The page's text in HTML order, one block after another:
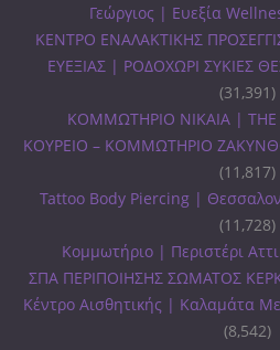
Γεώργιος | Ευεξία
ΚΕΝΤΡΟ ΕΝΑΛΑΚΤΙΚΗΣ
ΕΥΕΞΙΑΣ | ΡΟΔΟΧΩΡΙ ΣΥΚΙΕΣ
(31,391)
ΚΟΜΜΩΤΗΡΙΟ ΝΙΚΑΙΑ | THE
ΚΟΥΡΕΙΟ – ΚΟΜΜΩΤΗΡΙΟ
(11,817)
Tattoo Body Piercing |
(11,728)
Κομμωτήριο | Περιστέρι
ΣΠΑ ΠΕΡΙΠΟΙΗΣΗΣ ΣΩΜΑΤΟΣ
Κέντρο Αισθητικής | Καλαμάτα
(8,542)